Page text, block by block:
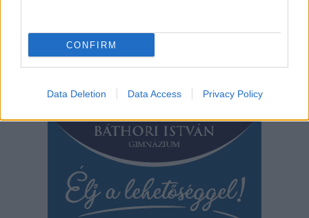
CONFIRM
Data Deletion Data Access Privacy Policy
Bejegyzés
navigáció
Régebbi bejegyzések